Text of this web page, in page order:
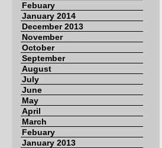
Febuary
January 2014
December 2013
November
October
September
August
July
June
May
April
March
Febuary
January 2013